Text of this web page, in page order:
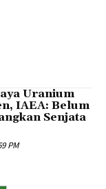
Uranium
IAEA: Belum
Senjata
PM